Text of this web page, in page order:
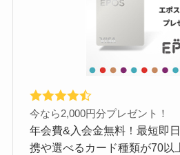
今なら2,000円分プレゼント！
年会費&入会金無料！最短即
携や選べるカード種類が70以